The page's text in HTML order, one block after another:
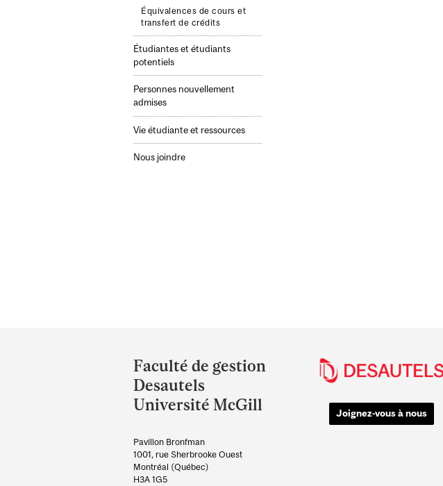
Équivalences de cours et
transfert de crédits
Étudiantes et étudiants
potentiels
Personnes nouvellement
admises
Vie étudiante et ressources
Nous joindre
and
University
Information
Faculté de gestion
Desautels
Université McGill
Pavillon Bronfman
1001, rue Sherbrooke Ouest
Montréal (Québec)
H3A 1G5
Joignez-vous à nous